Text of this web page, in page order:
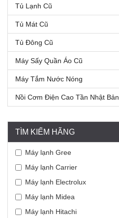
Tủ Lạnh Cũ
Tủ Mát Cũ
Tủ Đông Cũ
Máy Sấy Quần Áo Cũ
Máy Tắm Nước Nóng
Nồi Cơm Điện Cao Tần Nhật Bản
TÌM KIẾM HÃNG
Máy lạnh Gree
Máy lạnh Carrier
Máy lạnh Electrolux
Máy lạnh Midea
Máy lạnh Hitachi